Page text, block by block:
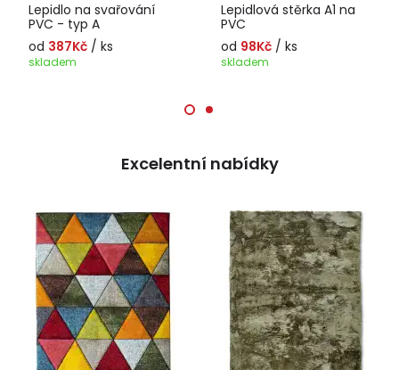
Lepidlo na svařování
PVC - typ A
od 387Kč / ks
skladem
Lepidlová stěrka A1 na
PVC
od 98Kč / ks
skladem
Excelentní nabídky